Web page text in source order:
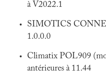
à V2022.1
SIMOTICS
1.0.0.0
Climatix POL909
antérieures à 11.44